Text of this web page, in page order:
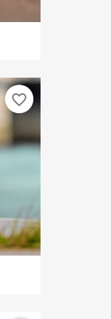
favorite_border